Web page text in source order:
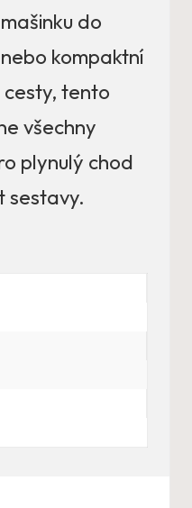
do
kompaktní
tento
všechny
plynulý chod
sestavy.